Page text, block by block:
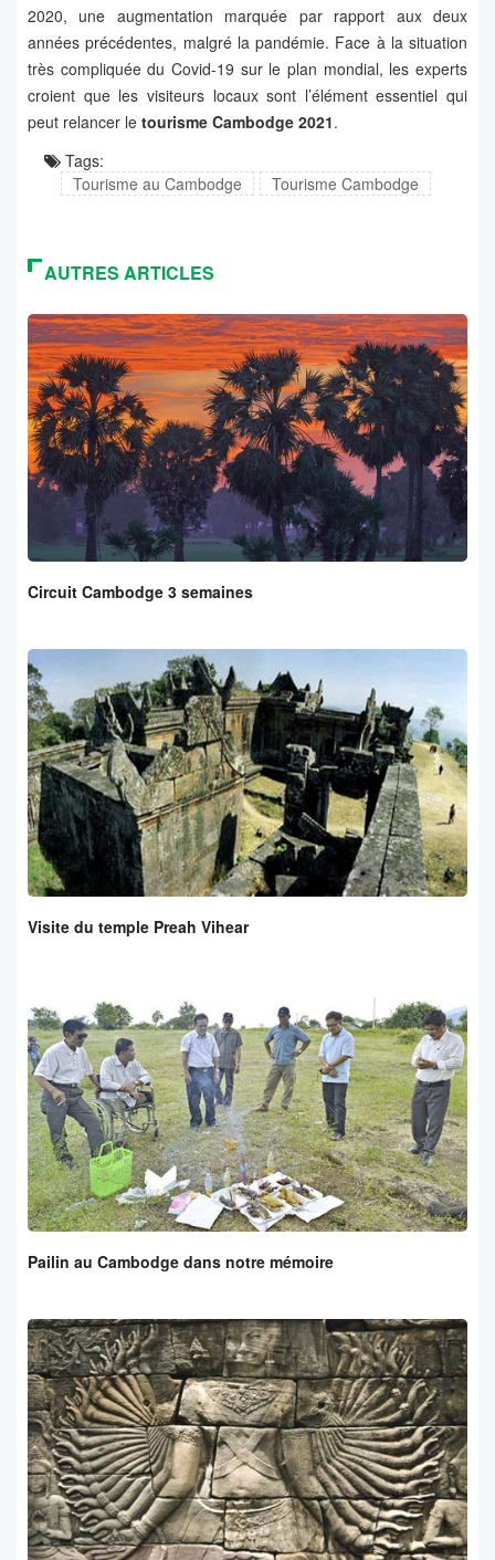
2020, une augmentation marquée par rapport aux deux
années précédentes, malgré la pandémie. Face à la situation
très compliquée du Covid-19 sur le plan mondial, les experts
croient que les visiteurs locaux sont l’élément essentiel qui
peut relancer le tourisme Cambodge 2021.
Tags:
Tourisme au Cambodge
Tourisme Cambodge
AUTRES ARTICLES
Circuit Cambodge 3 semaines
Visite du temple Preah Vihear
Pailin au Cambodge dans notre mémoire